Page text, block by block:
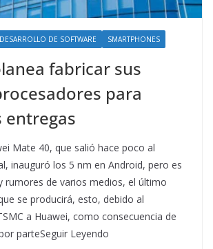
DE SOFTWARE SMARTPHONES
fabricar sus
para
entregas
Mate 40, que salió hace poco al
inauguró los 5 nm en Android, pero es
rumores de varios medios, el último
se producirá, esto, debido al
a Huawei, como consecuencia de
parteSeguir Leyendo